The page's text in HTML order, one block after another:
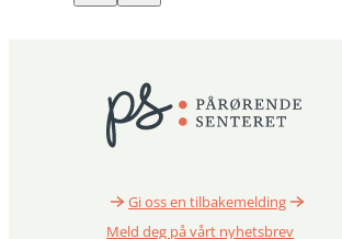
Gi oss en tilbakemelding
Meld deg på vårt nyhetsbrev